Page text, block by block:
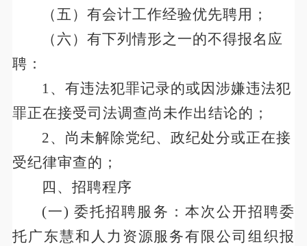
（五）有会计工作经验优先聘用；
（六）有下列情形之一的不得报名应
聘：
1、有违法犯罪记录的或因涉嫌违法犯
罪正在接受司法调查尚未作出结论的；
2、尚未解除党纪、政纪处分或正在接
受纪律审查的；
四、 招聘程序
(一) 委托招聘服务：本次公开招聘委
托广东慧和人力资源服务有限公司组织报